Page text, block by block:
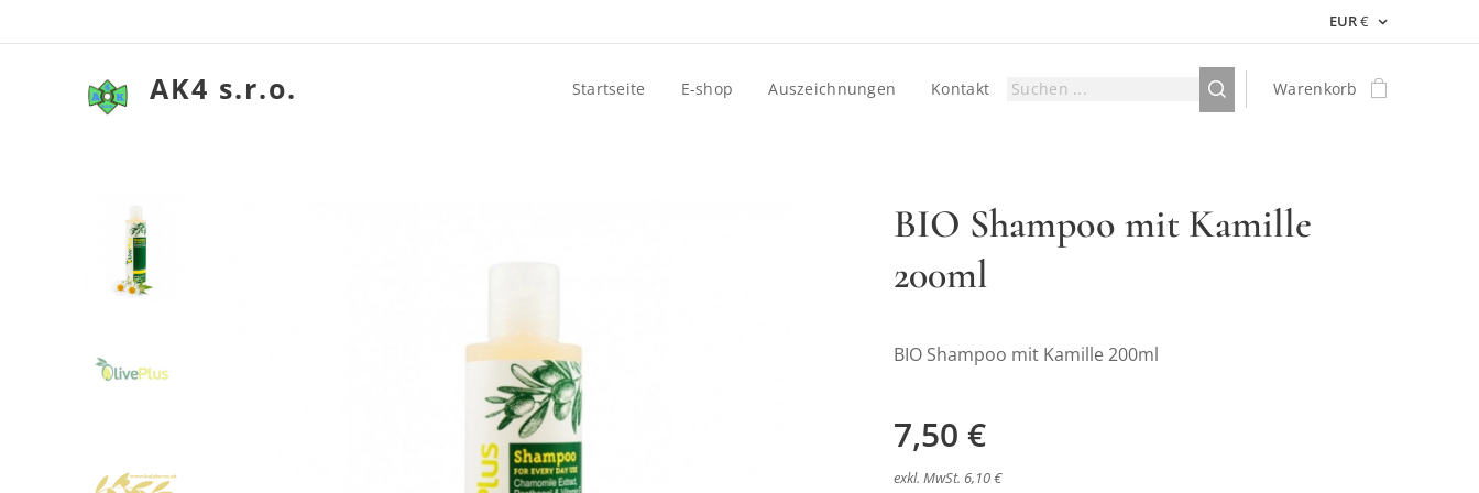
EUR€
AK4 s.r.o. Startseite E-shop Auszeichnungen Kontakt Warenkorb
BIO Shampoo mit Kamille
200ml
BIO Shampoo mit Kamille 200ml
7,50 €
exkl. MwSt. 6,10 €